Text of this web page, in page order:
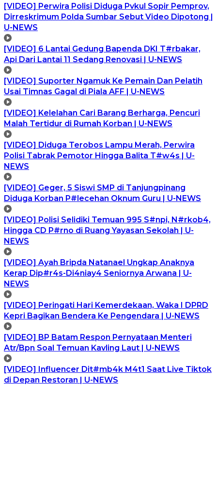
[VIDEO] Perwira Polisi Diduga Pvkul Sopir Pemprov,
Dirreskrimum Polda Sumbar Sebut Video Dipotong |
U-NEWS
[VIDEO] 6 Lantai Gedung Bapenda DKI T#rbakar,
Api Dari Lantai 11 Sedang Renovasi | U-NEWS
[VIDEO] Suporter Ngamuk Ke Pemain Dan Pelatih
Usai Timnas Gagal di Piala AFF | U-NEWS
[VIDEO] Kelelahan Cari Barang Berharga, Pencuri
Malah Tertidur di Rumah Korban | U-NEWS
[VIDEO] Diduga Terobos Lampu Merah, Perwira
Polisi Tabrak Pemotor Hingga Balita T#w4s | U-
NEWS
[VIDEO] Geger, 5 Siswi SMP di Tanjungpinang
Diduga Korban P#lecehan Oknum Guru | U-NEWS
[VIDEO] Polisi Selidiki Temuan 995 S#npi, N#rkob4,
Hingga CD P#rno di Ruang Yayasan Sekolah | U-
NEWS
[VIDEO] Ayah Bripda Natanael Ungkap Anaknya
Kerap Dip#r4s-Di4niay4 Seniornya Arwana | U-
NEWS
[VIDEO] Peringati Hari Kemerdekaan, Waka I DPRD
Kepri Bagikan Bendera Ke Pengendara | U-NEWS
[VIDEO] BP Batam Respon Pernyataan Menteri
Atr/Bpn Soal Temuan Kavling Laut | U-NEWS
[VIDEO] Influencer Dit#mb4k M4t1 Saat Live Tiktok
di Depan Restoran | U-NEWS